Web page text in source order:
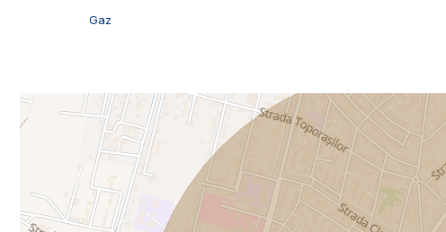
Imobiliare Alba!
ID Exclusiv - 2970153
Gaz